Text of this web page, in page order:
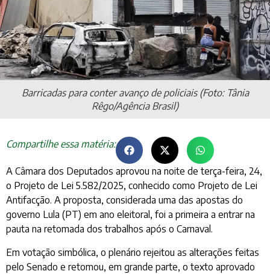
Barricadas para conter avanço de policiais (Foto: Tânia
Rêgo/Agência Brasil)
Compartilhe essa matéria:
A Câmara dos Deputados aprovou na noite de terça-feira, 24,
o Projeto de Lei 5.582/2025, conhecido como Projeto de Lei
Antifacção. A proposta, considerada uma das apostas do
governo Lula (PT) em ano eleitoral, foi a primeira a entrar na
pauta na retomada dos trabalhos após o Carnaval.
Em votação simbólica, o plenário rejeitou as alterações feitas
pelo Senado e retomou, em grande parte, o texto aprovado